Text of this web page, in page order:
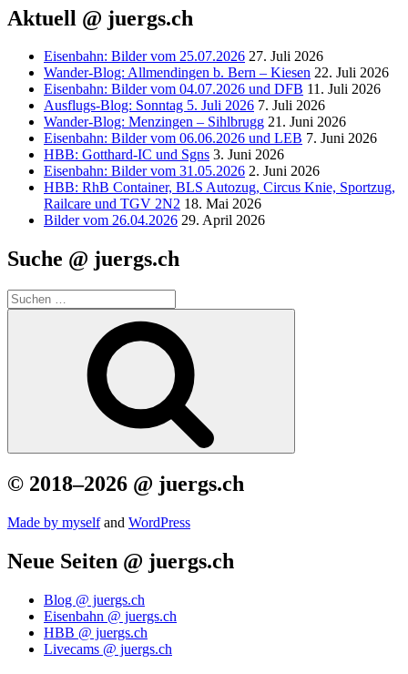
Aktuell @ juergs.ch
Eisenbahn: Bilder vom 25.07.2026 27. Juli 2026
Wander-Blog: Allmendingen b. Bern – Kiesen 22. Juli 2026
Eisenbahn: Bilder vom 04.07.2026 und DFB 11. Juli 2026
Ausflugs-Blog: Sonntag 5. Juli 2026 7. Juli 2026
Wander-Blog: Menzingen – Sihlbrugg 21. Juni 2026
Eisenbahn: Bilder vom 06.06.2026 und LEB 7. Juni 2026
HBB: Gotthard-IC und Sgns 3. Juni 2026
Eisenbahn: Bilder vom 31.05.2026 2. Juni 2026
HBB: RhB Container, BLS Autozug, Circus Knie, Sportzug,
Railcare und TGV 2N2 18. Mai 2026
Bilder vom 26.04.2026 29. April 2026
Suche @ juergs.ch
Suchen
nach:
© 2018–2026 @ juergs.ch
Made by mys­elfand Word­Press
Neue Seiten @ juergs.ch
Blog @ juergs.ch
Eisenbahn @ juergs.ch
HBB @ juergs.ch
Livecams @ juergs.ch